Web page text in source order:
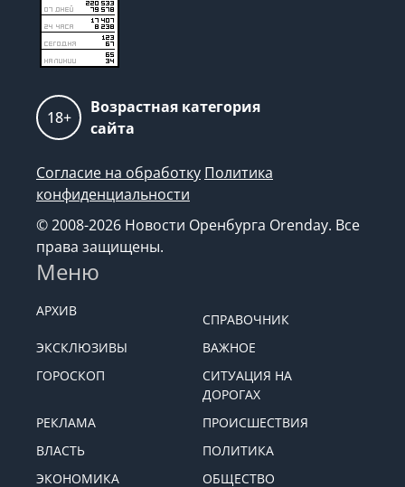
18+
Возрастная категория
сайта
Согласие на обработку Политика
конфиденциальности
© 2008-2026 Новости Оренбурга Orenday. Все
права защищены.
Меню
АРХИВ
СПРАВОЧНИК
ЭКСКЛЮЗИВЫ
ВАЖНОЕ
ГОРОСКОП
СИТУАЦИЯ НА
ДОРОГАХ
РЕКЛАМА
ПРОИСШЕСТВИЯ
ВЛАСТЬ
ПОЛИТИКА
ЭКОНОМИКА
ОБЩЕСТВО